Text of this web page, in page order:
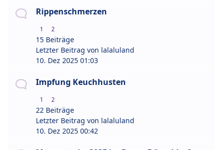
Rippenschmerzen
1 2
15 Beiträge
Letzter Beitrag von lalaluland
10. Dez 2025 01:03
Impfung Keuchhusten
1 2
22 Beiträge
Letzter Beitrag von lalaluland
10. Dez 2025 00:42